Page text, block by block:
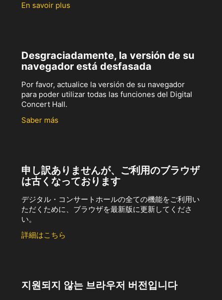
En savoir plus
Desgraciadamente, la versión de su
navegador está desfasada
Por favor, actualice la versión de su navegador
para poder utilizar todas las funciones del Digital
Concert Hall.
Saber más
申し訳ありませんが、ご利用のブラウザ
は古くなっております
デジタル・コンサートホールの全ての機能をご利用い
ただくために、ブラウザを最新版に更新してくださ
い。
詳細はこちら
지원되지 않는 브라우저 버전입니다